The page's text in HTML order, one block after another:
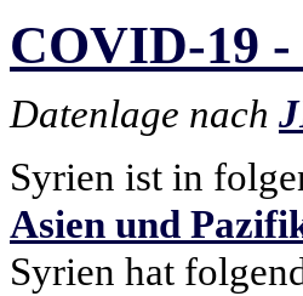
COVID-19 -
Datenlage nach
Syrien ist in
Asien und
Syrien hat